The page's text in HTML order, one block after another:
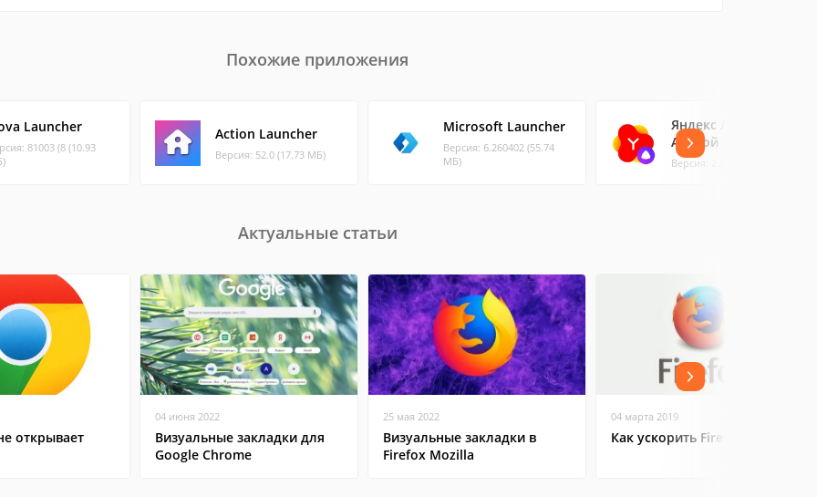
Похожие приложения
Launcher
81003 (8 (10.93
Action Launcher
Версия: 52.0 (17.73 МБ)
Microsoft Launcher
Версия: 6.260402 (55.74
МБ)
Яндекс Лончер с
Алисой
Версия: 2.4.0 (34.57 МБ)
Актуальные статьи
открывает
04 июня 2022
Визуальные закладки для
Google Chrome
25 мая 2022
Визуальные закладки в
Firefox Mozilla
04 марта 2019
Как ускорить Firefox